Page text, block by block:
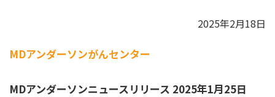
2025年2月18日
MDアンダーソンがんセンター
MDアンダーソンニュースリリース 2025年1月25日